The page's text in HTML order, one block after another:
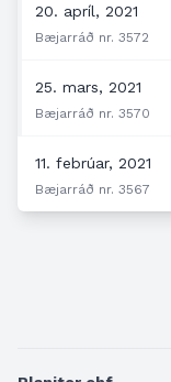
20. apríl, 2021
Bæjarráð nr. 3572
25. mars, 2021
Bæjarráð nr. 3570
11. febrúar, 2021
Bæjarráð nr. 3567